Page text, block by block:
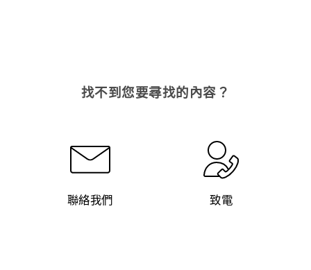
找不到您要尋找的內容？
聯絡我們 致電